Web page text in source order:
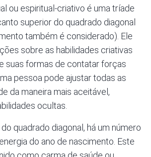
ou espiritual-criativo é uma tríade
superior do quadrado diagonal
também é considerado). Ele
sobre as habilidades criativas
suas formas de contatar forças
pessoa pode ajustar todas as
da maneira mais aceitável,
ocultas.
quadrado diagonal, há um número
do ano de nascimento. Este